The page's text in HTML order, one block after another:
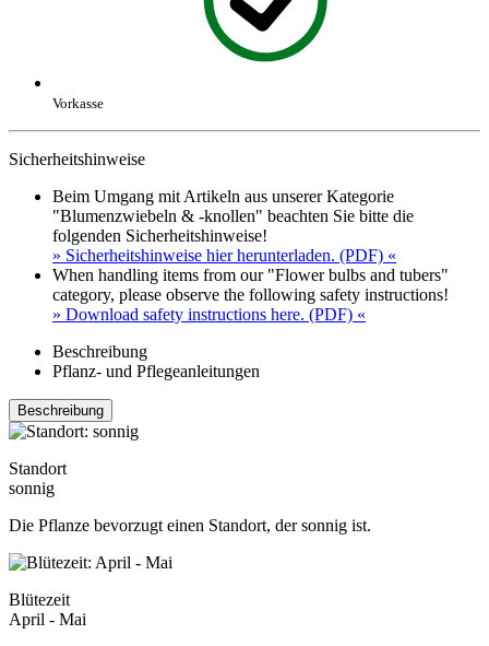
Vorkasse
Sicherheitshinweise
Beim Umgang mit Artikeln aus unserer Kategorie
"Blumenzwiebeln & -knollen" beachten Sie bitte die
folgenden Sicherheitshinweise!
» Sicherheitshinweise hier herunterladen. (PDF) «
When handling items from our "Flower bulbs and tubers"
category, please observe the following safety instructions!
» Download safety instructions here. (PDF) «
Beschreibung
Pflanz- und Pflegeanleitungen
Beschreibung
Standort
sonnig
Die Pflanze bevorzugt einen Standort, der sonnig ist.
Blütezeit
April - Mai